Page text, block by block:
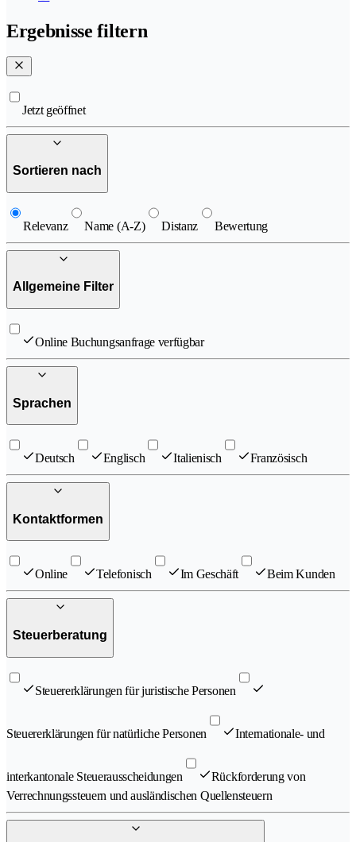
Ergebnisse filtern
Jetzt geöffnet
Sortieren nach
Relevanz Name (A-Z) Distanz Bewertung
Allgemeine Filter
Online Buchungsanfrage verfügbar
Sprachen
Deutsch Englisch Italienisch Französisch
Kontaktformen
Online Telefonisch Im Geschäft Beim Kunden
Steuerberatung
Steuererklärungen für juristische Personen
Steuererklärungen für natürliche Personen Internationale- und
interkantonale Steuerausscheidungen
Rückforderung von
Verrechnungssteuern und ausländischen Quellensteuern